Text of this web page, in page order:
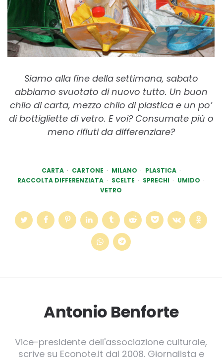
Siamo alla fine della settimana, sabato
abbiamo svuotato di nuovo tutto. Un buon
chilo di carta, mezzo chilo di plastica e un po’
di bottigliette di vetro. E voi? Consumate più o
meno rifiuti da differenziare?
CARTA CARTONE MILANO
PLASTICA
RACCOLTA DIFFERENZIATA
SCELTE SPRECHI
UMIDO
VETRO
Antonio Benforte
Vice-presidente dell'associazione culturale,
scrive su Econote.it dal 2008. Giornalista e